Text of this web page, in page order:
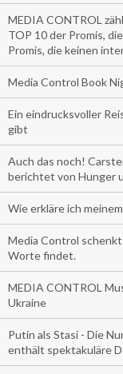
MEDIA CONTROL
TOP 10 der Promis,
Promis, die keinen
Media Control Book
Ein eindrucksvoller
gibt
Auch das noch!
berichtet von Hunger
Wie erkläre ich
Media Control
Worte findet.
MEDIA CONTROL
Ukraine
Putin als Stasi - Die
enthält spektakuläre